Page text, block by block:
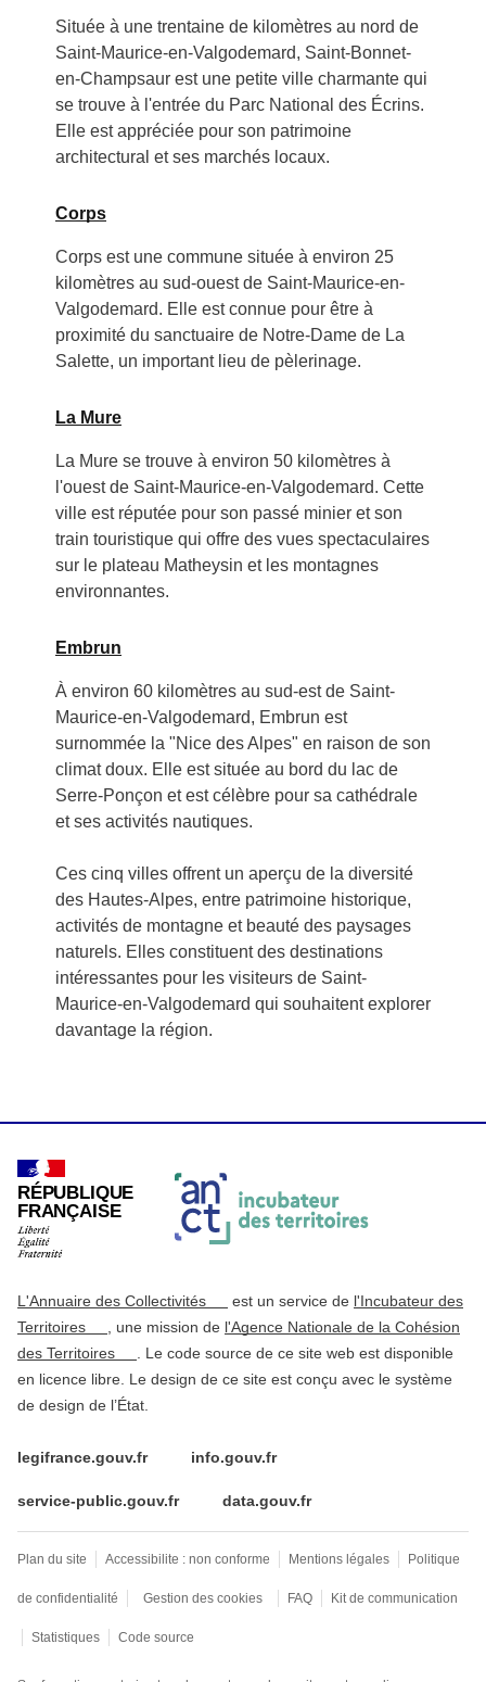
Située à une trentaine de kilomètres au nord de
Saint-Maurice-en-Valgodemard, Saint-Bonnet-
en-Champsaur est une petite ville charmante qui
se trouve à l'entrée du Parc National des Écrins.
Elle est appréciée pour son patrimoine
architectural et ses marchés locaux.
Corps
Corps est une commune située à environ 25
kilomètres au sud-ouest de Saint-Maurice-en-
Valgodemard. Elle est connue pour être à
proximité du sanctuaire de Notre-Dame de La
Salette, un important lieu de pèlerinage.
La Mure
La Mure se trouve à environ 50 kilomètres à
l'ouest de Saint-Maurice-en-Valgodemard. Cette
ville est réputée pour son passé minier et son
train touristique qui offre des vues spectaculaires
sur le plateau Matheysin et les montagnes
environnantes.
Embrun
À environ 60 kilomètres au sud-est de Saint-
Maurice-en-Valgodemard, Embrun est
surnommée la "Nice des Alpes" en raison de son
climat doux. Elle est située au bord du lac de
Serre-Ponçon et est célèbre pour sa cathédrale
et ses activités nautiques.
Ces cinq villes offrent un aperçu de la diversité
des Hautes-Alpes, entre patrimoine historique,
activités de montagne et beauté des paysages
naturels. Elles constituent des destinations
intéressantes pour les visiteurs de Saint-
Maurice-en-Valgodemard qui souhaitent explorer
davantage la région.
RÉPUBLIQUE
FRANÇAISE
L'Annuaire des Collectivités est un service de l'Incubateur des
Territoires
, une mission de l'Agence Nationale de la Cohésion
des Territoires
. Le code source de ce site web est disponible
en licence libre. Le design de ce site est conçu avec le système
de design de l’État.
legifrance.gouv.fr info.gouv.fr
service-public.gouv.fr data.gouv.fr
Plan du site Accessibilite : non conforme Mentions légales Politique
de confidentialité Gestion des cookies FAQ Kit de communication
Statistiques Code source